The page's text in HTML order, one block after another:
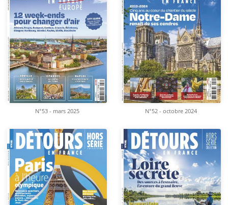
N°53 - mars 2025 N°52 - octobre 2024